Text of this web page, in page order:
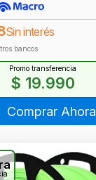
Sin interés
bancos
Promo transferencia
$ 19.990
Comprar Ahora